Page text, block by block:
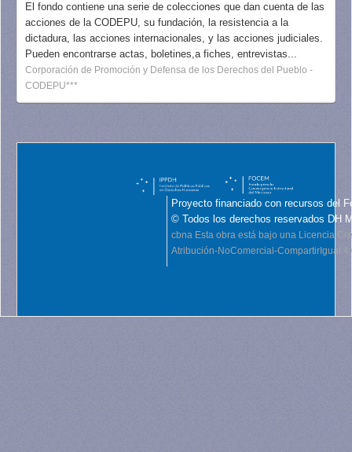
El fondo contiene una serie de colecciones que dan cuenta de las
acciones de la CODEPU, su fundación, la resistencia a la
dictadura, las acciones internacionales, y las acciones judiciales.
Pueden encontrarse actas, boletines,a fiches, entrevistas...
Corporación de Promoción y Defensa de los Derechos del Pueblo -
CODEPU***
Proyecto financiado con recursos del
© Todos los derechos reservados DH
cbna Esta obra está bajo una Licencia
Atribución-NoComercial-CompartirIgual